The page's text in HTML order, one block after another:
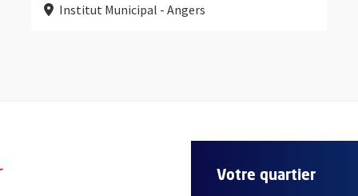
Institut Municipal - Angers
Votre quartier